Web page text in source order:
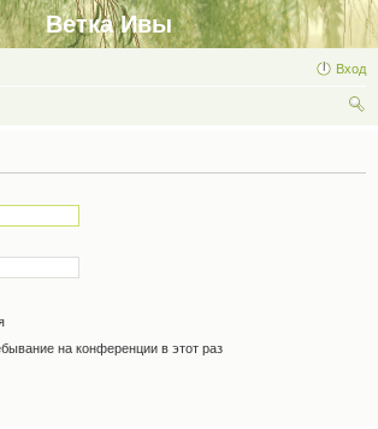
Ветка Ивы
Вход
на конференции в этот раз